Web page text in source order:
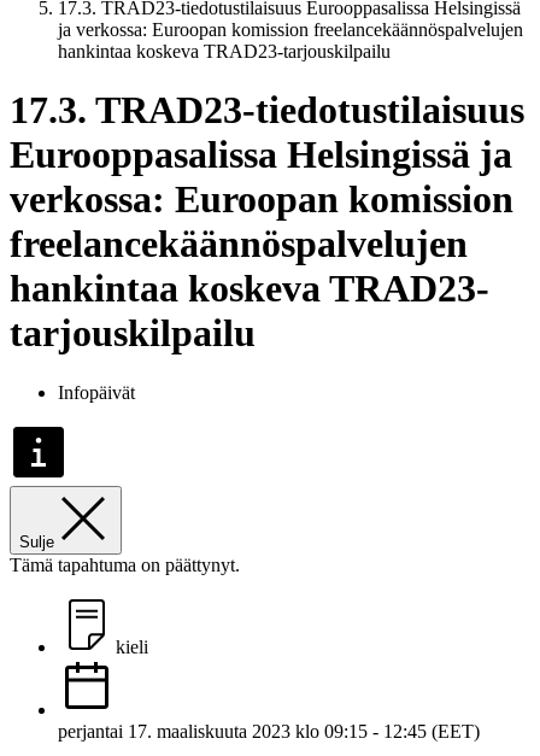
17.3. TRAD23-tiedotustilaisuus Eurooppasalissa Helsingissä
ja verkossa: Euroopan komission freelancekäännöspalvelujen
hankintaa koskeva TRAD23-tarjouskilpailu
17.3. TRAD23-tiedotustilaisuus
Eurooppasalissa Helsingissä ja
verkossa: Euroopan komission
freelancekäännöspalvelujen
hankintaa koskeva TRAD23-
tarjouskilpailu
Infopäivät
Sulje
Tämä tapahtuma on päättynyt.
kieli
perjantai 17. maaliskuuta 2023 klo 09:15 - 12:45 (EET)